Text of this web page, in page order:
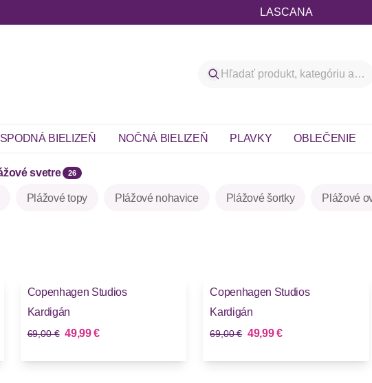
LASCANA
SPODNÁ BIELIZEŇ NOČNÁ BIELIZEŇ PLAVKY OBLEČENIE
svetre 26
Plážové topy Plážové nohavice Plážové šortky Plážové
Copenhagen Studios
Kardigán
Stará cena
69,00 € Nová cena
49,99 €
Copenhagen Studios
Kardigán
Stará cena
69,00 € Nová cena
49,99 €